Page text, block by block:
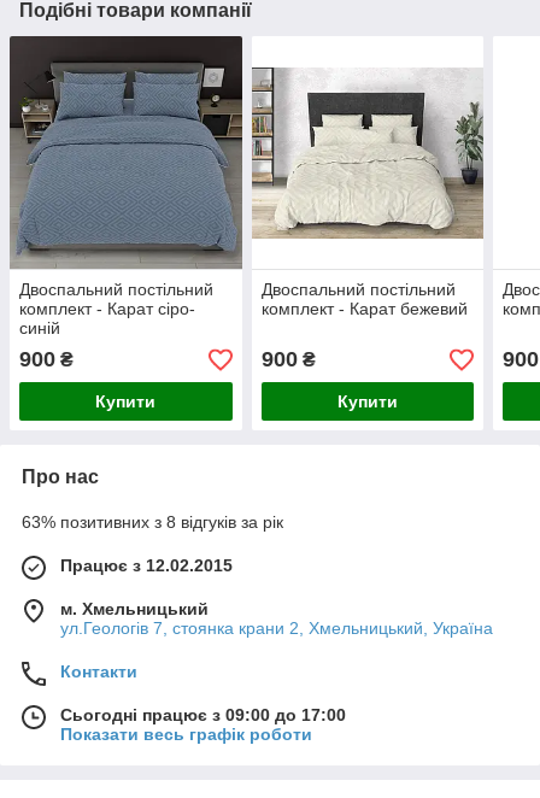
Подібні товари компанії
Двоспальний постільний
комплект - Карат сіро-
синій
900 ₴
Купити
Двоспальний постільний
комплект - Карат бежевий
900₴
Купити
900
Про нас
63% позитивних з 8 відгуків за рік
Працює з 12.02.2015
м. Хмельницький
ул.Геологів 7, стоянка крани 2, Хмельницький, Україна
Контакти
Сьогодні працює з 09:00 до 17:00
Показати весь графік роботи